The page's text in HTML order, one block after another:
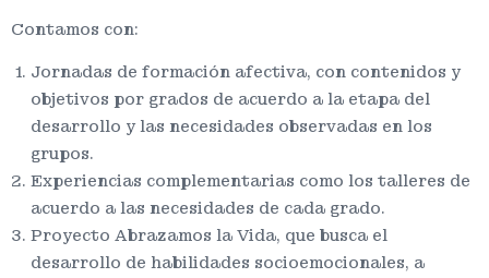
Contamos con:
Jornadas de formación afectiva, con contenidos y
objetivos por grados de acuerdo a la etapa del
desarrollo y las necesidades observadas en los
grupos.
Experiencias complementarias como los talleres de
acuerdo a las necesidades de cada grado.
Proyecto Abrazamos la Vida, que busca el
desarrollo de habilidades socioemocionales, a